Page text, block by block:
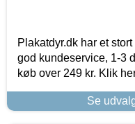
Plakatdyr.dk har et
god kundeservice, 1-3
køb over 249 kr. Klik
Se